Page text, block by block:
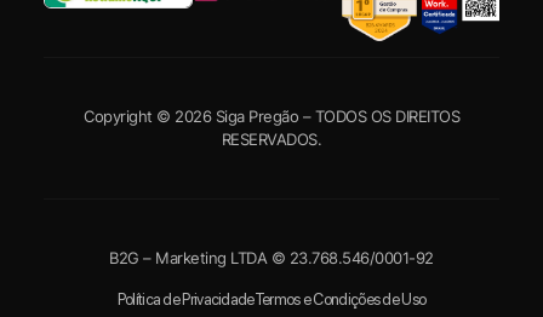
Copyright © 2026 Siga Pregão – TODOS OS DIREITOS
RESERVADOS.
B2G – Marketing LTDA © 23.768.546/0001-92
Política de PrivacidadeTermos e Condições de Uso